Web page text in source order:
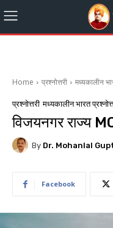
Home प्रश्नोत्तरी मध्यकालीन
प्रश्नोत्तरी मध्यकालीन भारत
विजयनगर राज्य
By Dr. Mohanlal
Facebook